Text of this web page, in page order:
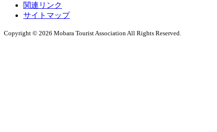
関連リンク
サイトマップ
Copyright © 2026 Mobara Tourist Association All Rights Reserved.